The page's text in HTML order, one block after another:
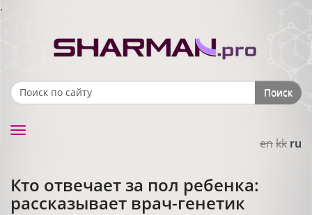
.
Search form Поиск
enkk ru
Toggle
Кто отвечает за пол ребенка:
рассказывает врач-генетик